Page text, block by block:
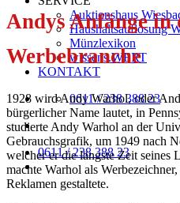
Auktionshaus
Haushaltsauflösung
Münzlexikon
wissens.WERT
KONTAKT
0611 / 238 388 23
0611 / 238 388 23
Andys Anfänge in
Werbebranche
1928 wird Andy Warhol, oder
bürgerlicher Name lautet, in
studierte Andy Warhol an der
Gebrauchsgrafik, um 1949 nach
welcher er die längste Zeit seines
machte Warhol als
Reklamen gestaltete.